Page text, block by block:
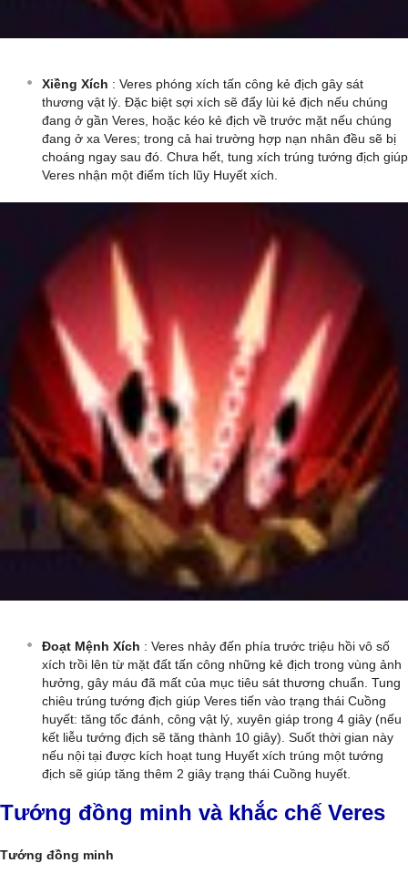
Xiềng Xích : Veres phóng xích tấn công kẻ địch gây sát
thương vật lý. Đặc biệt sợi xích sẽ đẩy lùi kẻ địch nếu chúng
đang ở gần Veres, hoặc kéo kẻ địch về trước mặt nếu chúng
đang ở xa Veres; trong cả hai trường hợp nạn nhân đều sẽ bị
choáng ngay sau đó. Chưa hết, tung xích trúng tướng địch giúp
Veres nhận một điểm tích lũy Huyết xích.
Đoạt Mệnh Xích : Veres nhảy đến phía trước triệu hồi vô số
xích trồi lên từ mặt đất tấn công những kẻ địch trong vùng ảnh
hưởng, gây máu đã mất của mục tiêu sát thương chuẩn. Tung
chiêu trúng tướng địch giúp Veres tiến vào trạng thái Cuồng
huyết: tăng tốc đánh, công vật lý, xuyên giáp trong 4 giây (nếu
kết liễu tướng địch sẽ tăng thành 10 giây). Suốt thời gian này
nếu nội tại được kích hoạt tung Huyết xích trúng một tướng
địch sẽ giúp tăng thêm 2 giây trạng thái Cuồng huyết.
Tướng đồng minh và khắc chế Veres
Tướng đồng minh